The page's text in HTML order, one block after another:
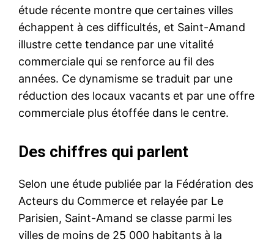
étude récente montre que certaines villes
échappent à ces difficultés, et Saint-Amand
illustre cette tendance par une vitalité
commerciale qui se renforce au fil des
années. Ce dynamisme se traduit par une
réduction des locaux vacants et par une offre
commerciale plus étoffée dans le centre.
Des chiffres qui parlent
Selon une étude publiée par la Fédération des
Acteurs du Commerce et relayée par Le
Parisien, Saint-Amand se classe parmi les
villes de moins de 25 000 habitants à la